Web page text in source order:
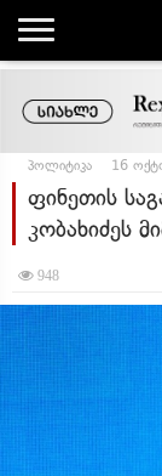
პოლიტიკა 16
ფინეთის
კობახიძეს
948